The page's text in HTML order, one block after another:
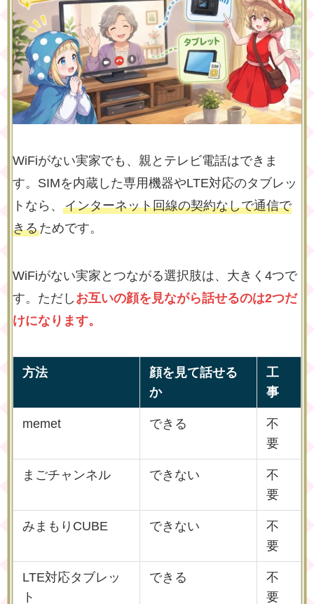
WiFiがない実家でも、親とテレビ電話はできま
す。SIMを内蔵した専用機器やLTE対応のタブレッ
トなら、 インターネット回線の契約なしで通信で
きるためです。
WiFiがない実家とつながる選択肢は、大きく4つで
す。ただし お互いの顔を見ながら話せるのは2つだ
けになります。
方法
顔を見て話せる
か
工
事
memet できる
不
要
まごチャンネル できない
不
要
みまもりCUBE できない
不
要
LTE対応タブレッ
ト
できる
不
要